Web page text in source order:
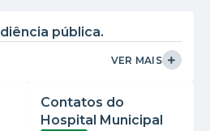
pública.
VER MAIS
Contatos do
Hospital Municipal